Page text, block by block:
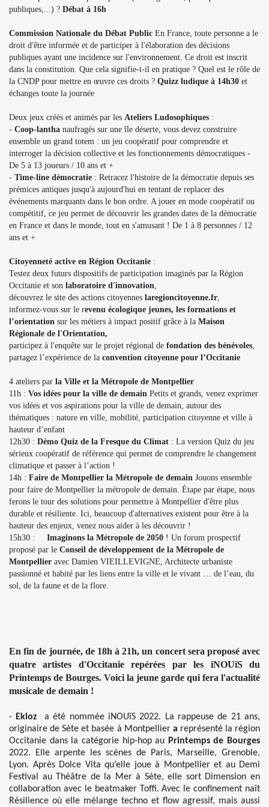
publiques,...) ? Débat à 16h
Commission Nationale du Débat Public En France, toute personne a le
droit d'être informée et de participer à l'élaboration des décisions
publiques ayant une incidence sur l'environnement. Ce droit est inscrit
dans la constitution. Que cela signifie-t-il en pratique ? Quel est le rôle de
la CNDP pour mettre en œuvre ces droits ? Quizz ludique à 14h30 et
échanges toute la journée
Deux jeux créés et animés par les Ateliers Ludosophiques :
- Coop-lantha naufragés sur une île déserte, vous devez construire
ensemble un grand totem : un jeu coopératif pour comprendre et
interroger la décision collective et les fonctionnements démocratiques -
De 5 à 13 joueurs / 10 ans et +
- Time-line démocratie : Retracez l'histoire de la démocratie depuis ses
prémices antiques jusqu'à aujourd'hui en tentant de replacer des
événements marquants dans le bon ordre. A jouer en mode coopératif ou
compétitif, ce jeu permet de découvrir les grandes dates de la démocratie
en France et dans le monde, tout en s'amusant ! De 1 à 8 personnes / 12
ans et +
Citoyenneté active en Région Occitanie :
Testez deux futurs dispositifs de participation imaginés par la Région
Occitanie et son laboratoire d'innovation,
découvrez le site des actions citoyennes laregioncitoyenne.fr,
informez-vous sur le revenu écologique jeunes, les formations et
l’orientation sur les métiers à impact positif grâce à la Maison
Régionale de l'Orientation,
participez à l'enquête sur le projet régional de fondation des bénévoles,
partagez l’expérience de la convention citoyenne pour l’Occitanie
4 ateliers par la Ville et la Métropole de Montpellier
11h : Vos idées pour la ville de demain Petits et grands, venez exprimer
vos idées et vos aspirations pour la ville de demain, autour des
thématiques : nature en ville, mobilité, participation citoyenne et ville à
hauteur d’enfant
12h30 : Démo Quiz de la Fresque du Climat : La version Quiz du jeu
sérieux coopératif de référence qui permet de comprendre le changement
climatique et passer à l’action !
14h : Faire de Montpellier la Métropole de demain Jouons ensemble
pour faire de Montpellier la métropole de demain. Étape par étape, nous
ferons le tour des solutions pour permettre à Montpellier d'être plus
durable et résiliente. Ici, beaucoup d'alternatives existent pour être à la
hauteur des enjeux, venez nous aider à les découvrir !
15h30 : Imaginons la Métropole de 2050 ! Un forum prospectif
proposé par le Conseil de développement de la Métropole de
Montpellier avec Damien VIEILLEVIGNE, Architecte urbaniste
passionné et habité par les liens entre la ville et le vivant … de l’eau, du
sol, de la faune et de la flore.
En fin de journée, de 18h à 21h, un concert sera proposé avec
quatre artistes d'Occitanie repérées par les iNOUïS du
Printemps de Bourges. Voici la jeune garde qui fera l'actualité
musicale de demain !
- Ekloz a été nommée iNOUïS 2022. La rappeuse de 21 ans,
originaire de Sète et basée à Montpellier a représenté la région
Occitanie dans la catégorie hip-hop au Printemps de Bourges
2022. Elle arpente les scènes de Paris, Marseille, Grenoble,
Lyon. Après Dolce Vita qu’elle joue à Montpellier et au Demi
Festival au Théâtre de la Mer à Sète, elle sort Dimension en
collaboration avec le beatmaker Toffi. Avec le confinement naît
Résilience où elle mélange techno et flow agressif, mais aussi